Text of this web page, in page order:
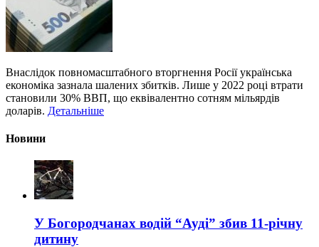
Внаслідок повномасштабного вторгнення Росії українська
економіка зазнала шалених збитків. Лише у 2022 році втрати
становили 30% ВВП, що еквівалентно сотням мільярдів
доларів. Детальніше
Новини
У Богородчанах водій “Ауді” збив 11-річну
дитину